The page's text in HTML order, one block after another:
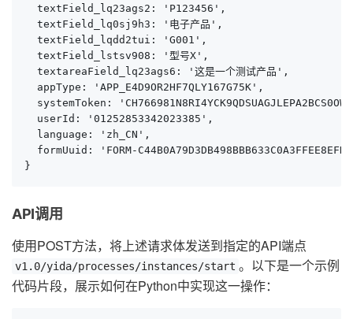
  textField_lq23ags2: 'P123456',
  textField_lq0sj9h3: '电子产品',
  textField_lqdd2tui: 'G001',
  textField_lstsv908: '型号X',
  textareaField_lq23ags6: '这是一个测试产品',
  appType: 'APP_E4D9OR2HF7QLY167G75K',
systemToken:
  userId: '01252853342023385',
  language: 'zh_CN',
formUuid: 'FORM-
}
API调用
使用POST方法，将上述请求体发送到指定的API端点
v1.0/yida/processes/instances/start 。以下是一个示例
代码片段，展示如何在Python中实现这一操作：